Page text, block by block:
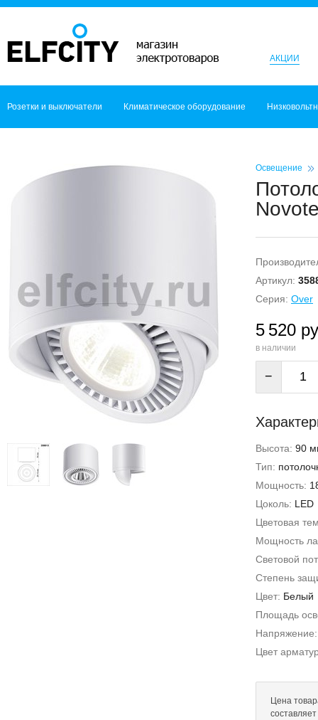
АКЦИИ
Розетки и выключатели Климатическое оборудование
Освещение
Артикул:
Серия: Over
5 520
в наличии
−
Высота: 90
Тип:
Мощность:
Цоколь: LED
Цветовая
Мощность
Световой
Степень
Цвет: Белый
Площадь
Цвет
Цена